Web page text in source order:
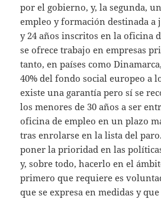
por el gobierno, y, la segunda,
empleo y formación destinada a
y 24 años inscritos en la oficina
se ofrece trabajo en empresas
tanto, en países como
40% del fondo social europeo a
existe una garantía pero sí se
los menores de 30 años a ser
oficina de empleo en un plazo
tras enrolarse en la lista del
poner la prioridad en las
y, sobre todo, hacerlo en el
primero que requiere es
que se expresa en medidas y